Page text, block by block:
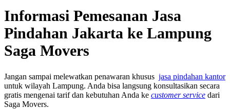
Informasi Pemesanan Jasa
Pindahan Jakarta ke Lampung
Saga Movers
Jangan sampai melewatkan penawaran khusus jasa pindahan kantor
untuk wilayah Lampung. Anda bisa langsung konsultasikan secara
gratis mengenai tarif dan kebutuhan Anda ke customer service dari
Saga Movers.